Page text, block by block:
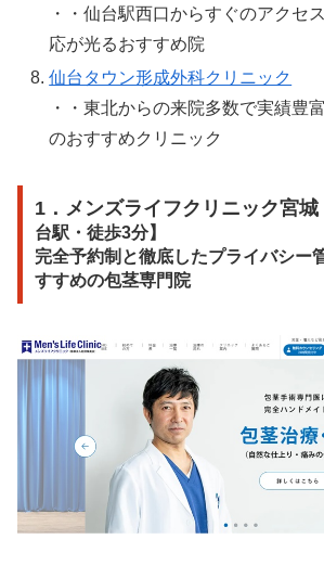
・・仙台駅西口からすぐのアクセ
応が光るおすすめ院
仙台タウン形成外科クリニック
・・東北からの来院多数で実績豊
のおすすめクリニック
1．メンズライフクリニック宮城
台駅・徒歩3分】
完全予約制と徹底したプライバシー
すすめの包茎専門院